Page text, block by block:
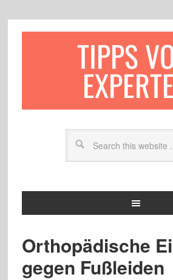
TIPPS
Orthopädische
gegen Fußleiden